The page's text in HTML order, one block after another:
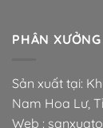
PHÂN
Sản xuất tại:
Nam Hoa Lư,
Web :